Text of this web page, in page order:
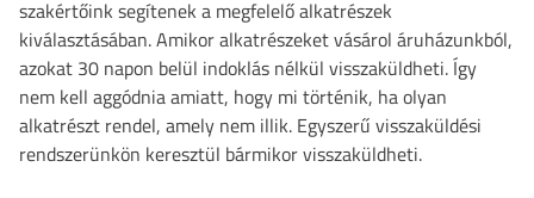
szakértőink segítenek a megfelelő alkatrészek
kiválasztásában. Amikor alkatrészeket vásárol áruházunkból,
azokat 30 napon belül indoklás nélkül visszaküldheti. Így
nem kell aggódnia amiatt, hogy mi történik, ha olyan
alkatrészt rendel, amely nem illik. Egyszerű visszaküldési
rendszerünkön keresztül bármikor visszaküldheti.